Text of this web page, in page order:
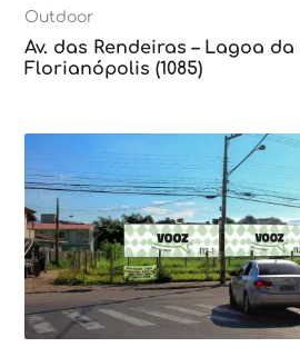
Outdoor
Av. das Rendeiras – Lagoa
Florianópolis (1085)